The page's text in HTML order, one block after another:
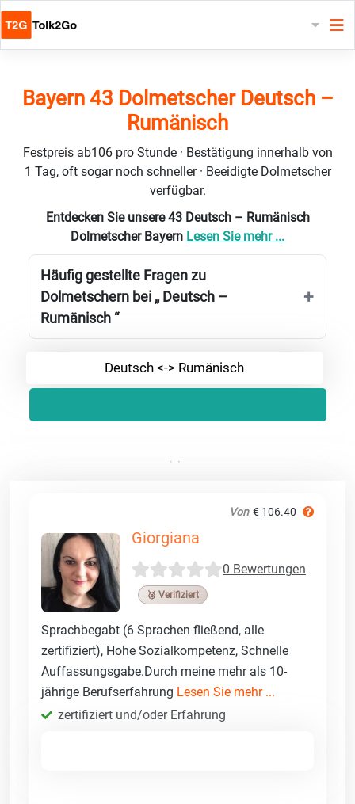
Bayern 43 Dolmetscher Deutsch –
Rumänisch
Festpreis ab106 pro Stunde · Bestätigung innerhalb von
1 Tag, oft sogar noch schneller · Beeidigte Dolmetscher
verfügbar.
Entdecken Sie unsere 43 Deutsch – Rumänisch
Dolmetscher Bayern Lesen Sie mehr ...
Häufig gestellte Fragen zu
Dolmetschern bei „ Deutsch –
Rumänisch “
Deutsch <-> Rumänisch
Von € 106.40
Giorgiana
0 Bewertungen
🥉 Verifiziert
Sprachbegabt (6 Sprachen fließend, alle
zertifiziert), Hohe Sozialkompetenz, Schnelle
Auffassungsgabe.Durch meine mehr als 10-
jährige Berufserfahrung Lesen Sie mehr ...
zertifiziert und/oder Erfahrung